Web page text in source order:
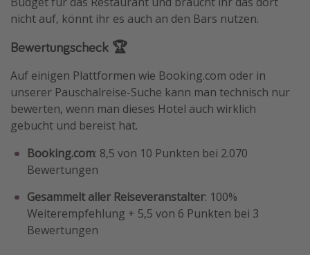
nicht auf, könnt ihr es auch an den Bars nutzen.
Bewertungscheck 🏆
Auf einigen Plattformen wie Booking.com oder in
unserer Pauschalreise-Suche kann man technisch nur
bewerten, wenn man dieses Hotel auch wirklich
gebucht und bereist hat.
Booking.com: 8,5 von 10 Punkten bei 2.070
Bewertungen
Gesammelt aller Reiseveranstalter: 100%
Weiterempfehlung + 5,5 von 6 Punkten bei 3
Bewertungen